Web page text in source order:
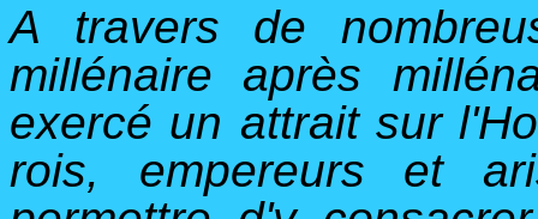
A travers de
millénaire après
exercé un attrait sur
rois, empereurs et